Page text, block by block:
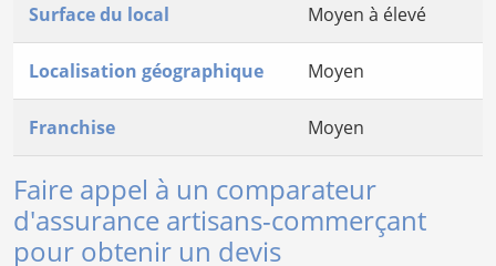
Surface du local Moyen à élevé
Localisation géographique Moyen
Franchise Moyen
Faire appel à un comparateur
d'assurance artisans-commerçant
pour obtenir un devis